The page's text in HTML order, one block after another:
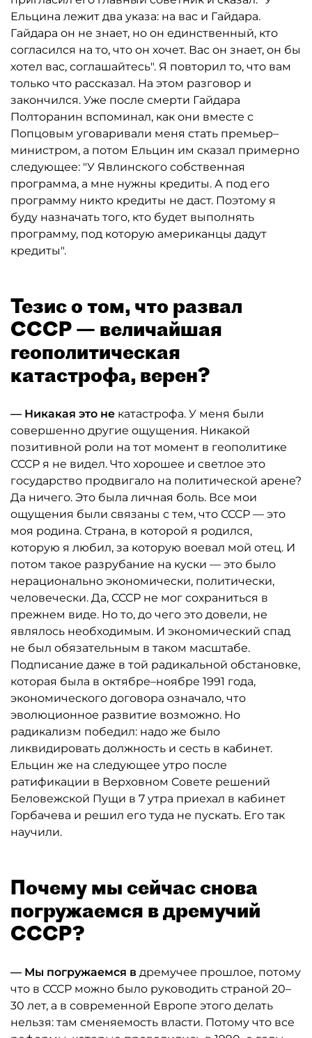
Ельцина лежит два указа: на вас и Гайдара.
Гайдара он не знает, но он единственный, кто
согласился на то, что он хочет. Вас он знает, он бы
хотел вас, соглашайтесь". Я повторил то, что вам
только что рассказал. На этом разговор и
закончился. Уже после смерти Гайдара
Полторанин вспоминал, как они вместе с
Попцовым уговаривали меня стать премьер–
министром, а потом Ельцин им сказал примерно
следующее: "У Явлинского собственная
программа, а мне нужны кредиты. А под его
программу никто кредиты не даст. Поэтому я
буду назначать того, кто будет выполнять
программу, под которую американцы дадут
кредиты".
Тезис о том, что развал
СССР — величайшая
геополитическая
катастрофа, верен?
— Никакая это не катастрофа. У меня были
совершенно другие ощущения. Никакой
позитивной роли на тот момент в геополитике
СССР я не видел. Что хорошее и светлое это
государство продвигало на политической арене?
Да ничего. Это была личная боль. Все мои
ощущения были связаны с тем, что СССР — это
моя родина. Страна, в которой я родился,
которую я любил, за которую воевал мой отец. И
потом такое разрубание на куски — это было
нерационально экономически, политически,
человечески. Да, СССР не мог сохраниться в
прежнем виде. Но то, до чего это довели, не
являлось необходимым. И экономический спад
не был обязательным в таком масштабе.
Подписание даже в той радикальной обстановке,
которая была в октябре–ноябре 1991 года,
экономического договора означало, что
эволюционное развитие возможно. Но
радикализм победил: надо же было
ликвидировать должность и сесть в кабинет.
Ельцин же на следующее утро после
ратификации в Верховном Совете решений
Беловежской Пущи в 7 утра приехал в кабинет
Горбачева и решил его туда не пускать. Его так
научили.
Почему мы сейчас снова
погружаемся в дремучий
СССР?
— Мы погружаемся в дремучее прошлое, потому
что в СССР можно было руководить страной 20–
30 лет, а в современной Европе этого делать
нельзя: там сменяемость власти. Потому что все